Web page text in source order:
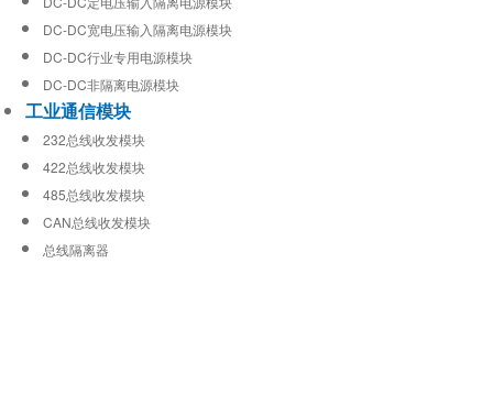
DC-DC宽电压输入隔离电源模块
DC-DC行业专用电源模块
DC-DC非隔离电源模块
工业通信模块
232总线收发模块
422总线收发模块
485总线收发模块
CAN总线收发模块
总线隔离器